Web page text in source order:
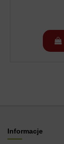
Informacje